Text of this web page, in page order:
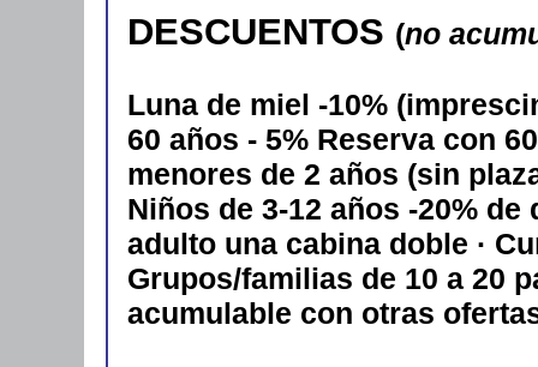
DESCUENTOS (no
Luna de miel -10%
60 años - 5% Reserva con
menores de 2 años (sin
Niños de 3-12 años -20%
adulto una cabina doble ·
Grupos/familias de 10 a 20
acumulable con otras